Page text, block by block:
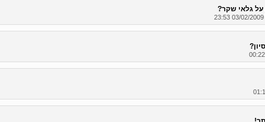
03/02/2009 23:53